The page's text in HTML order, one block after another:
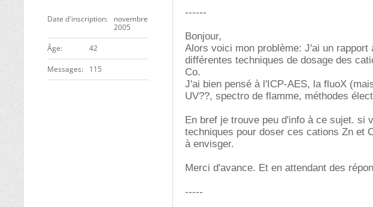
Date d'inscription
novembre
2005
ge 42
Messages 115
------
Bonjour,
Alors voici mon problème: J'ai un
différentes techniques de dosage des
Co.
J'ai bien pensé à l'ICP-AES, la fluoX
UV??, spectro de flamme, méthodes
En bref je trouve peu d'info à ce sujet. si
techniques pour doser ces cations Zn et
à envisger.
Merci d'avance. Et en attendant des
-----